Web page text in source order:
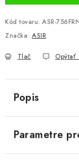
Kód tovaru: ASR-
Značka: ASIR
Tlač Opýtať
Popis
Parametre